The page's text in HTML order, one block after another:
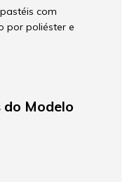
com
por poliéster e
do Modelo